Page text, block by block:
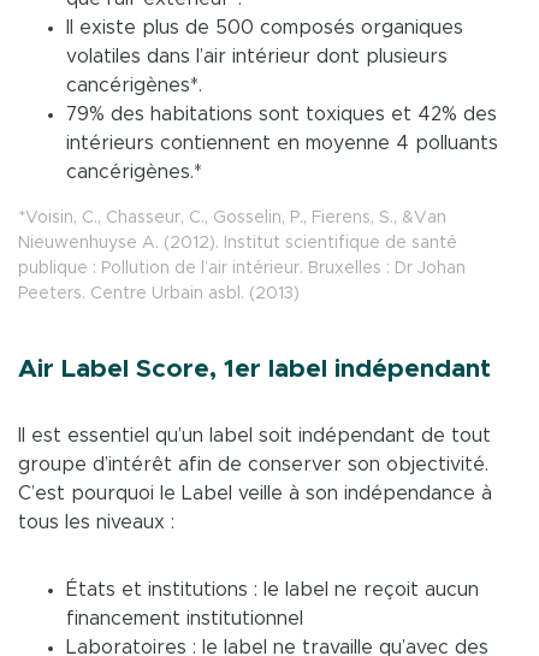
Il existe plus de 500 composés organiques
volatiles dans l’air intérieur dont plusieurs
cancérigènes*.
79% des habitations sont toxiques et 42% des
intérieurs contiennent en moyenne 4 polluants
cancérigènes.*
*Voisin, C., Chasseur, C., Gosselin, P., Fierens, S., &Van
Nieuwenhuyse A. (2012). Institut scientifique de santé
publique : Pollution de l’air intérieur. Bruxelles : Dr Johan
Peeters. Centre Urbain asbl. (2013)
Air Label Score, 1er label indépendant
Il est essentiel qu’un label soit indépendant de tout
groupe d’intérêt afin de conserver son objectivité.
C’est pourquoi le Label veille à son indépendance à
tous les niveaux :
États et institutions : le label ne reçoit aucun
financement institutionnel
Laboratoires : le label ne travaille qu’avec des